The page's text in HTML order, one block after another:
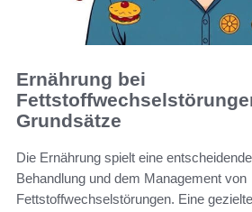
Ernährung bei
Grundsätze
Die Ernährung spielt eine
Behandlung und dem Management von
Fettstoffwechselstörungen. Eine gezielte